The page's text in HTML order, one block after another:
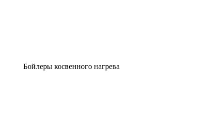
Бойлеры косвенного нагрева